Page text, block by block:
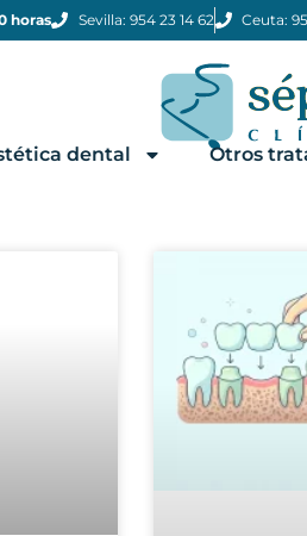
horas Sevilla: 954 23 14 62 Ceuta:
dental Otros